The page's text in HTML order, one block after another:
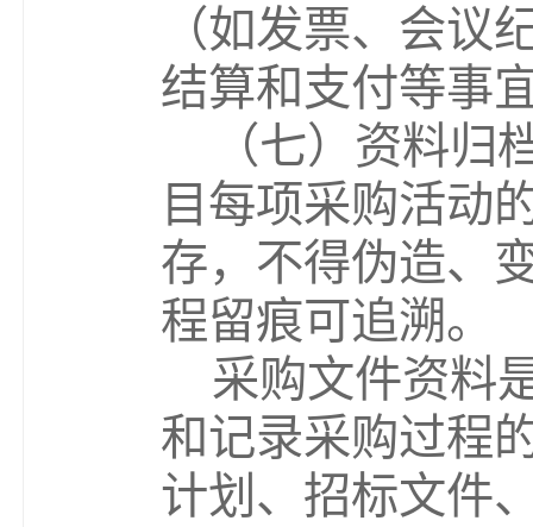
（如发票、会议
结算和支付等事
（七）资料归
目每项采购活动
存，不得伪造、
程留痕可追溯。
采购文件资料
和记录采购过程
计划、招标文件